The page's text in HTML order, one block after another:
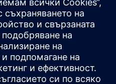
новата
новата версия.
.